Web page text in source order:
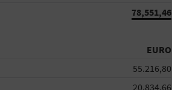
78,551,46
EURO
55.216,80
20.834,66